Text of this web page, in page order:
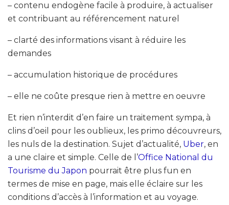
– contenu endogène facile à produire, à actualiser
et contribuant au référencement naturel
– clarté des informations visant à réduire les
demandes
– accumulation historique de procédures
– elle ne coûte presque rien à mettre en oeuvre
Et rien n’interdit d’en faire un traitement sympa, à
clins d’oeil pour les oublieux, les primo découvreurs,
les nuls de la destination. Sujet d’actualité, Uber, en
a une claire et simple. Celle de l’Office National du
Tourisme du Japon pourrait être plus fun en
termes de mise en page, mais elle éclaire sur les
conditions d’accès à l’information et au voyage.